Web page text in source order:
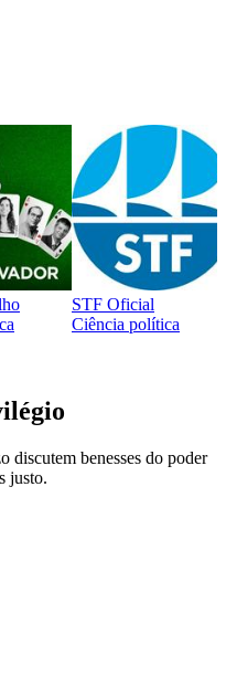
STF Oficial
Ciência política
discutem benesses do poder
justo.